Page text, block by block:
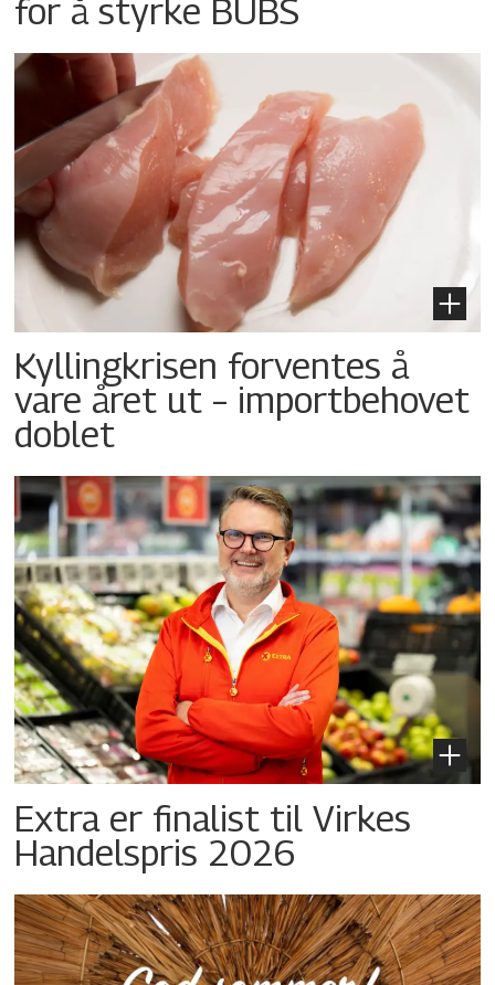
for å styrke BUBS
Kyllingkrisen forventes å
vare året ut – importbehovet
doblet
Extra er finalist til Virkes
Handelspris 2026